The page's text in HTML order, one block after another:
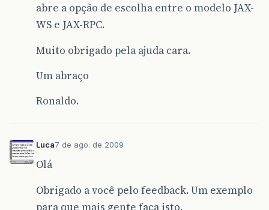
abre a opção de escolha entre o modelo JAX-
WS e JAX-RPC.
Muito obrigado pela ajuda cara.
Um abraço
Ronaldo.
Luca7 de ago. de 2009
Olá
Obrigado a você pelo feedback. Um exemplo
para que mais gente faça isto.